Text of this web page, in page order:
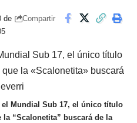
de
Compartir
Mundial Sub 17, el único título
“Scalonetita” buscará de la